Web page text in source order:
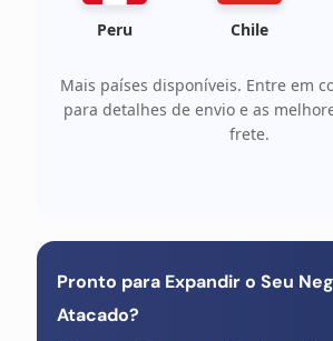
Peru Chile
Mais países disponíveis. Entre em
para detalhes de envio e as
frete.
Pronto para Expandir o Seu
Atacado?